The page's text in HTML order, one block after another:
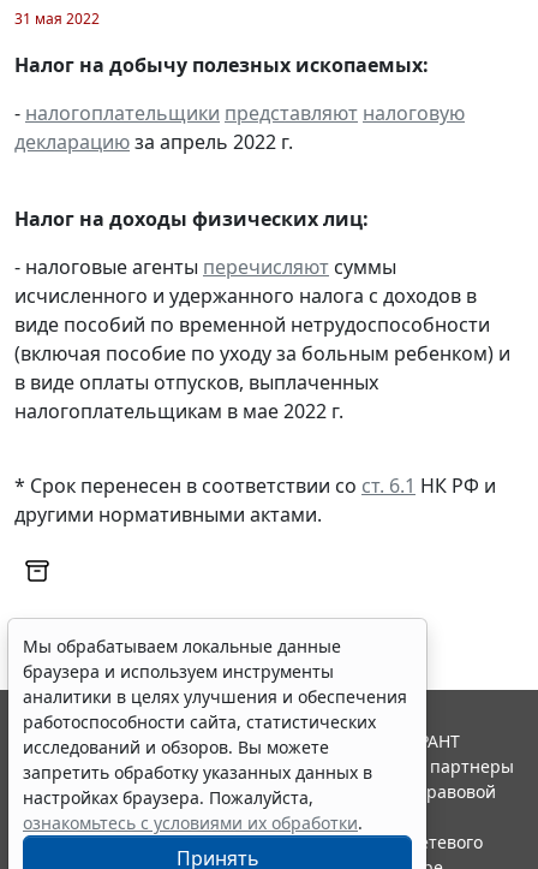
31 мая 2022
Налог на добычу полезных ископаемых:
- налогоплательщики представляют налоговую
декларациюза апрель 2022 г.
Налог на доходы физических лиц:
- налоговые агенты перечисляют суммы
исчисленного и удержанного налога с доходов в
виде пособий по временной нетрудоспособности
(включая пособие по уходу за больным ребенком) и
в виде оплаты отпусков, выплаченных
налогоплательщикам в мае 2022 г.
* Срок перенесен в соответствии со ст. 6.1 НК РФ и
другими нормативными актами.
Мы обрабатываем локальные данные
браузера и используем инструменты
аналитики в целях улучшения и обеспечения
работоспособности сайта, статистических
исследований и обзоров. Вы можете
запретить обработку указанных данных в
настройках браузера. Пожалуйста,
ознакомьтесь с условиями их обработки.
Принять
© ООО "НПП "ГАРАНТ-СЕРВИС", 2026. Система ГАРАНТ
выпускается с 1990 года. Компания "Гарант" и ее партнеры
являются участниками Российской ассоциации правовой
информации ГАРАНТ.
Портал ГАРАНТ.РУ зарегистрирован в качестве сетевого